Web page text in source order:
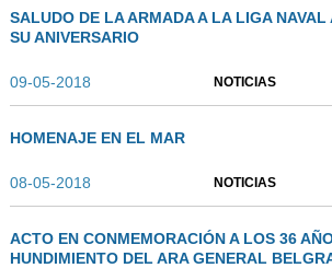
SALUDO DE LA ARMADA A LA LIGA NAVAL
SU ANIVERSARIO
09-05-2018 NOTICIAS
HOMENAJE EN EL MAR
08-05-2018 NOTICIAS
ACTO EN CONMEMORACIÓN A LOS 36
HUNDIMIENTO DEL ARA GENERAL